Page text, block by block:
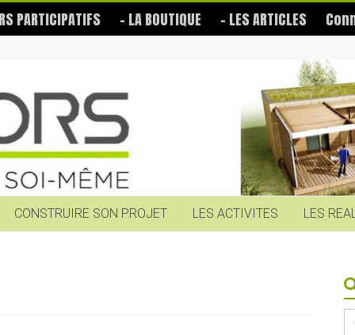
PARTICIPATIFS – LA BOUTIQUE – LES ARTICLES
CONSTRUIRE SON PROJET LES ACTIVITES LES